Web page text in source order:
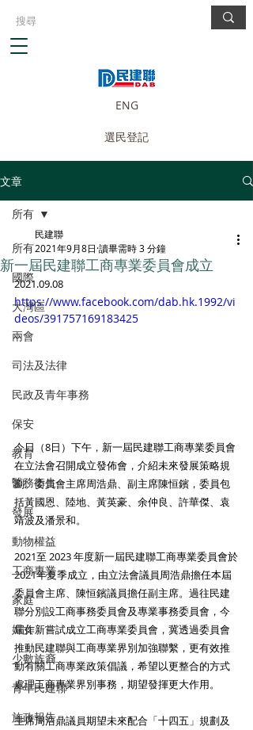
ENG
選民登記
文章
所有
國際
大灣區
兩會
司法及法律
民政及青年事務
保安
教育
醫務衛生
發展
動物權益
工商專業
家庭
婦女
少數族裔
青年民建聯
施政報告
所有
新一屆民建聯工商專業委員會成立
民建聯
2021年9月8日 讀畢需時 3 分鐘
2021.09.08
https://www.facebook.com/dab.hk.1992/vi
deos/391757169183425
今日（8日）下午，新一屆民建聯工商專業委員會
在立法會召開成立發佈會，介紹未來發展策略規
劃。委員會主席周浩鼎、副主席陳恒鑌，委員包
括黃國恩、陸地、黃英豪、余仲良、許華傑、袁
靖波及潘景和。
2021至 2023 年度新一屆民建聯工商專業委員會於
2021年夏季成立，由立法會議員周浩鼎擔任本屆
委員會主席、陳恒鑌議員擔任副主席。過往民建
聯分別設工商事務委員會及專業事務委員會，今
屆作新嘗試成立工商專業委員會，冀透過委員會
推動民建聯與工商專業界別加強聯繫，更有效推
動有關工商專業政策倡議，希望以更整合的方式
處理工商專業界別事務，期望發揮更大作用。
主席周浩鼎議員期望未來配合「十四五」規劃及